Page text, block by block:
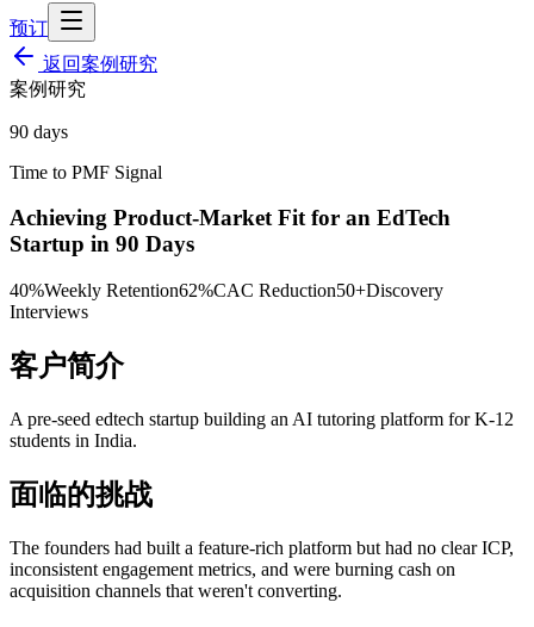
预订
返回案例研究
案例研究
90 days
Time to PMF Signal
Achieving Product-Market Fit for an EdTech
Startup in 90 Days
40%Weekly Retention62%CAC Reduction50+Discovery
Interviews
客户简介
A pre-seed edtech startup building an AI tutoring platform for K-12
students in India.
面临的挑战
The founders had built a feature-rich platform but had no clear ICP,
inconsistent engagement metrics, and were burning cash on
acquisition channels that weren't converting.